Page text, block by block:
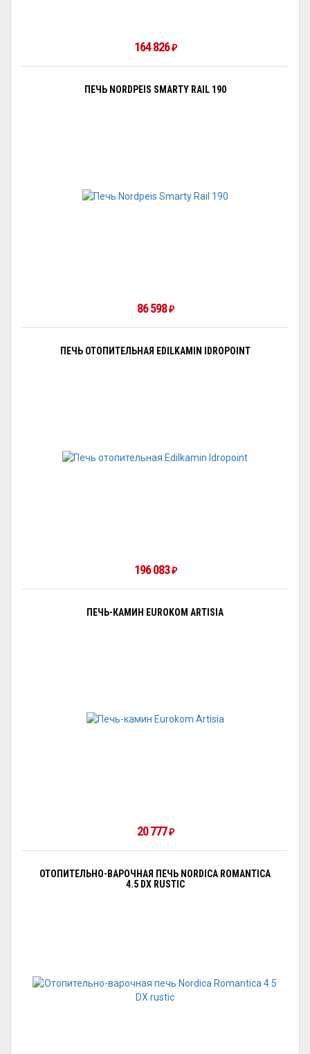
164 826 ₽
ПЕЧЬ NORDPEIS SMARTY RAIL 190
86 598 ₽
ПЕЧЬ ОТОПИТЕЛЬНАЯ EDILKAMIN IDROPOINT
196 083 ₽
ПЕЧЬ-КАМИН EUROKOM ARTISIA
20 777 ₽
ОТОПИТЕЛЬНО-ВАРОЧНАЯ ПЕЧЬ NORDICA ROMANTICA
4.5 DX RUSTIC